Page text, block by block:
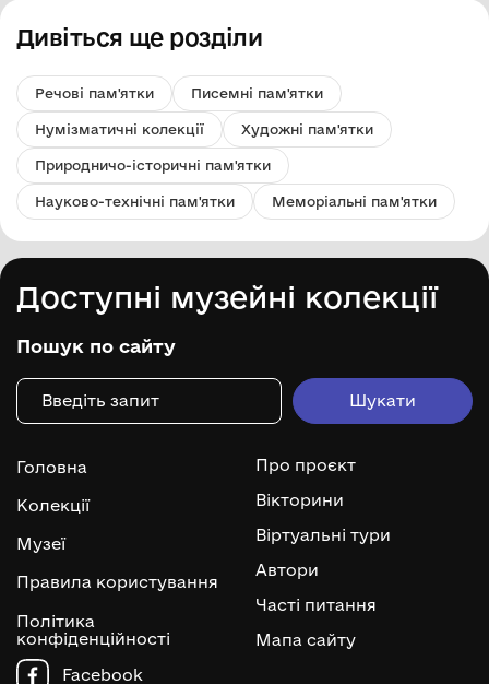
Дивіться ще розділи
Речові пам'ятки Писемні пам'ятки
Нумізматичні колекції Художні пам'ятки
Природничо-історичні пам'ятки
Науково-технічні пам'ятки Меморіальні пам'ятки
Доступні музейні колекції
Пошук по сайту
Головна
Колекції
Музеї
Правила користування
Політика
конфіденційності
Про проєкт
Вікторини
Віртуальні тури
Автори
Часті питання
Мапа сайту
Facebook